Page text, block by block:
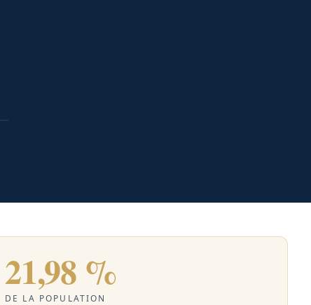
21,98 %
DE LA POPULATION